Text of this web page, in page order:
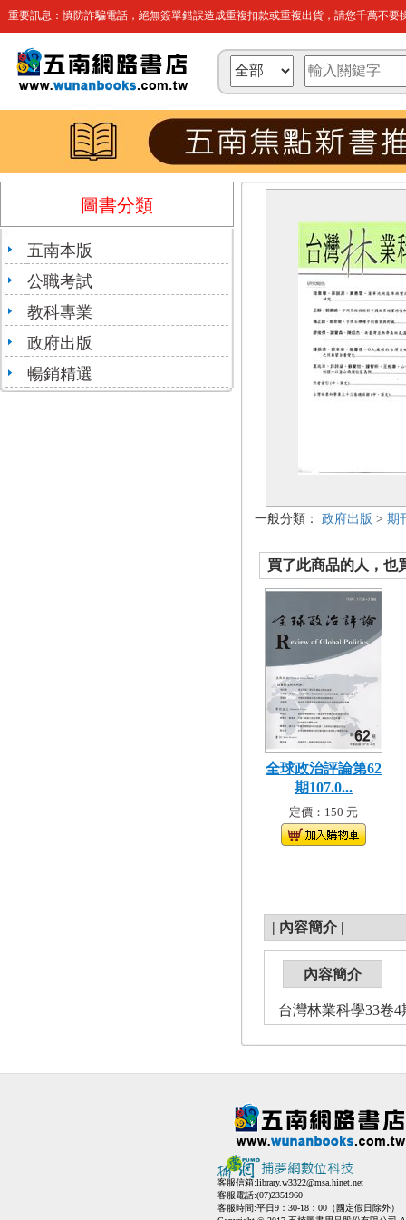
重要訊息：慎防詐騙電話，絕無簽單錯誤造成重複扣款或重複出貨，請您千萬不要
圖書分類
五南本版
公職考試
教科專業
政府出版
暢銷精選
一般分類： 政府出版 > 期
買了此商品的人，也
全球政治評論第62
期107.0...
定價：150 元
| 內容簡介 |
內容簡介
台灣林業科學33卷4
客服信箱:library.w3322@msa.hinet.net
客服電話:(07)2351960
客服時間:平日9：30-18：00（國定假日除外）